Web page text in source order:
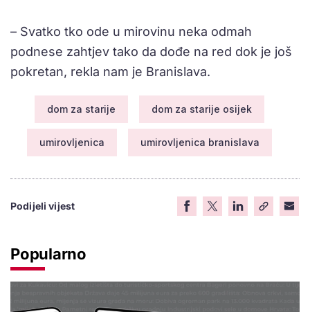
– Svatko tko ode u mirovinu neka odmah
podnese zahtjev tako da dođe na red dok je još
pokretan, rekla nam je Branislava.
dom za starije dom za starije osijek
umirovljenica umirovljenica branislava
Podijeli vijest
Popularno